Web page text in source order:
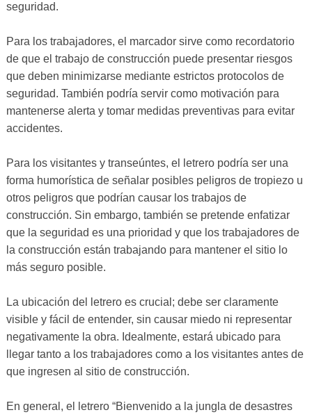
seguridad.
Para los trabajadores, el marcador sirve como recordatorio
de que el trabajo de construcción puede presentar riesgos
que deben minimizarse mediante estrictos protocolos de
seguridad. También podría servir como motivación para
mantenerse alerta y tomar medidas preventivas para evitar
accidentes.
Para los visitantes y transeúntes, el letrero podría ser una
forma humorística de señalar posibles peligros de tropiezo u
otros peligros que podrían causar los trabajos de
construcción. Sin embargo, también se pretende enfatizar
que la seguridad es una prioridad y que los trabajadores de
la construcción están trabajando para mantener el sitio lo
más seguro posible.
La ubicación del letrero es crucial; debe ser claramente
visible y fácil de entender, sin causar miedo ni representar
negativamente la obra. Idealmente, estará ubicado para
llegar tanto a los trabajadores como a los visitantes antes de
que ingresen al sitio de construcción.
En general, el letrero “Bienvenido a la jungla de desastres